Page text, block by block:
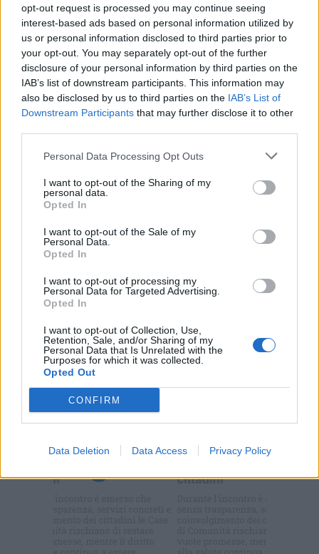
opt-out request is processed you may continue seeing
interest-based ads based on personal information utilized by
us or personal information disclosed to third parties prior to
your opt-out. You may separately opt-out of the further
disclosure of your personal information by third parties on the
IAB’s list of downstream participants. This information may
also be disclosed by us to third parties on the IAB’s List of
Downstream Participants that may further disclose it to other
Personal Data Processing Opt Outs
I want to opt-out of the Sharing of my
personal data.
Opted In
I want to opt-out of the Sale of my
Personal Data.
Opted In
I want to opt-out of processing my
Personal Data for Targeted Advertising.
Opted In
I want to opt-out of Collection, Use,
Retention, Sale, and/or Sharing of my
Personal Data that Is Unrelated with the
Purposes for which it was collected.
Opted Out
CONFIRM
Data Deletion Data Access Privacy Policy
Via Confalonieri, 5
Castronno
Tutti gli eventi
diagosto
Valeria Arini
valeria.arini@legnanonews.com
Noi di LegnanoNews abbiamo a cuore l'informazione del
nostro territorio e cerchiamo di essere sempre in prima
PIÙ INFORMAZIONI SU
LEGNANO
Selezioniamo per te
Il meglio di